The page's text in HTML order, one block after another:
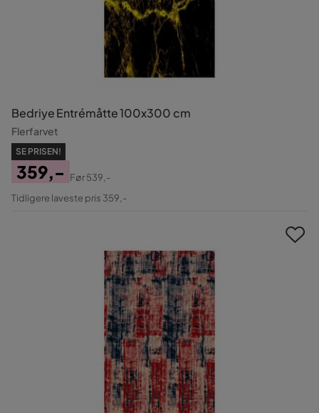
Bedriye Entrémåtte 100x300 cm
Flerfarvet
SE PRISEN!
Pris
359,-
Original
Før539,-
Tidligere laveste pris 359,-